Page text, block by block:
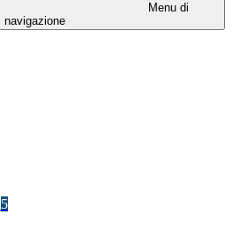
Menu di
navigazione
5